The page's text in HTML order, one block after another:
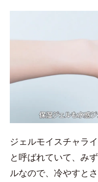
ジェルモイスチャラ
と呼ばれていて、み
ルなので、冷やすと